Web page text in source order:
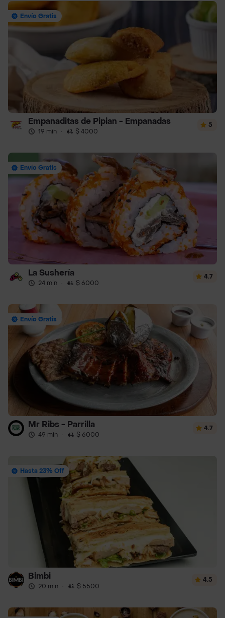
Envío Gratis
Empanaditas de Pipian - Empanadas
19 min · $ 4000
5
Envío Gratis
La Sushería
24 min · $ 6000
4.7
Envío Gratis
Mr Ribs - Parrilla
49 min · $ 6000
4.7
Hasta 23% Off
Bimbi
20 min · $ 5500
4.5